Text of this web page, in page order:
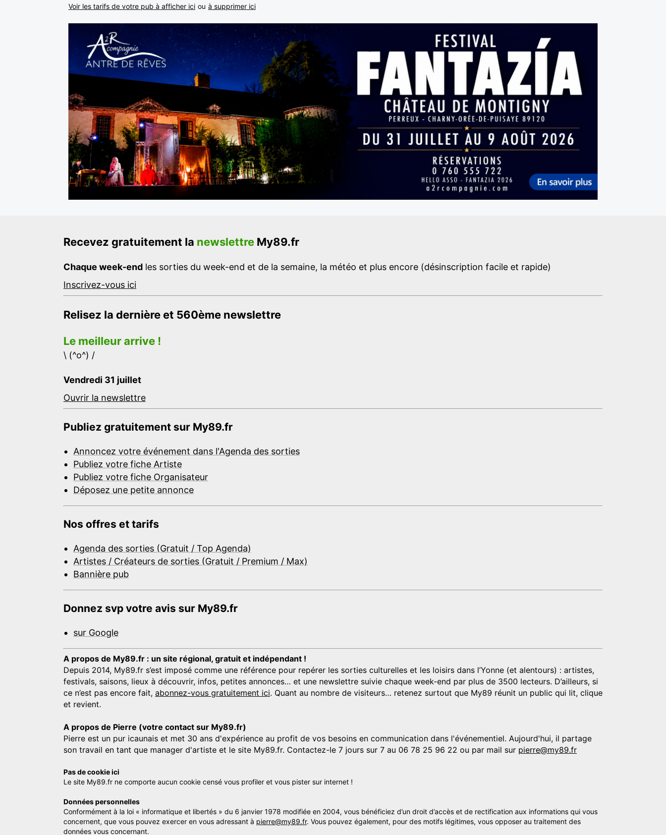
Voir les tarifs de votre pub à afficher ici ou à supprimer ici
Recevez gratuitement la newslettre My89.fr
Chaque week-end les sorties du week-end et de la semaine, la météo et plus encore (désinscription facile et rapide)
Inscrivez-vous ici
Relisez la dernière et 560ème newslettre
Le meilleur arrive !
\ (^o^) /
Vendredi 31 juillet
Ouvrir la newslettre
Publiez gratuitement sur My89.fr
Annoncez votre événement dans l'Agenda des sorties
Publiez votre fiche Artiste
Publiez votre fiche Organisateur
Déposez une petite annonce
Nos offres et tarifs
Agenda des sorties (Gratuit / Top Agenda)
Artistes / Créateurs de sorties (Gratuit / Premium / Max)
Bannière pub
Donnez svp votre avis sur My89.fr
sur Google
A propos de My89.fr : un site régional, gratuit et indépendant !
Depuis 2014, My89.fr s’est imposé comme une référence pour repérer les sorties culturelles et les loisirs dans l’Yonne (et alentours) : artistes,
festivals, saisons, lieux à découvrir, infos, petites annonces… et une newslettre suivie chaque week-end par plus de 3500 lecteurs. D’ailleurs, si
ce n’est pas encore fait, abonnez-vous gratuitement ici. Quant au nombre de visiteurs… retenez surtout que My89 réunit un public qui lit, clique
et revient.
A propos de Pierre (votre contact sur My89.fr)
Pierre est un pur icaunais et met 30 ans d'expérience au profit de vos besoins en communication dans l'événementiel. Aujourd'hui, il partage
son travail en tant que manager d'artiste et le site My89.fr. Contactez-le 7 jours sur 7 au 06 78 25 96 22 ou par mail sur pierre@my89.fr
Pas de cookie ici
Le site My89.fr ne comporte aucun cookie censé vous profiler et vous pister sur internet !
Données personnelles
Conformément à la loi « informatique et libertés » du 6 janvier 1978 modifiée en 2004, vous bénéficiez d’un droit d’accès et de rectification aux informations qui vous
concernent, que vous pouvez exercer en vous adressant à pierre@my89.fr. Vous pouvez également, pour des motifs légitimes, vous opposer au traitement des
données vous concernant.